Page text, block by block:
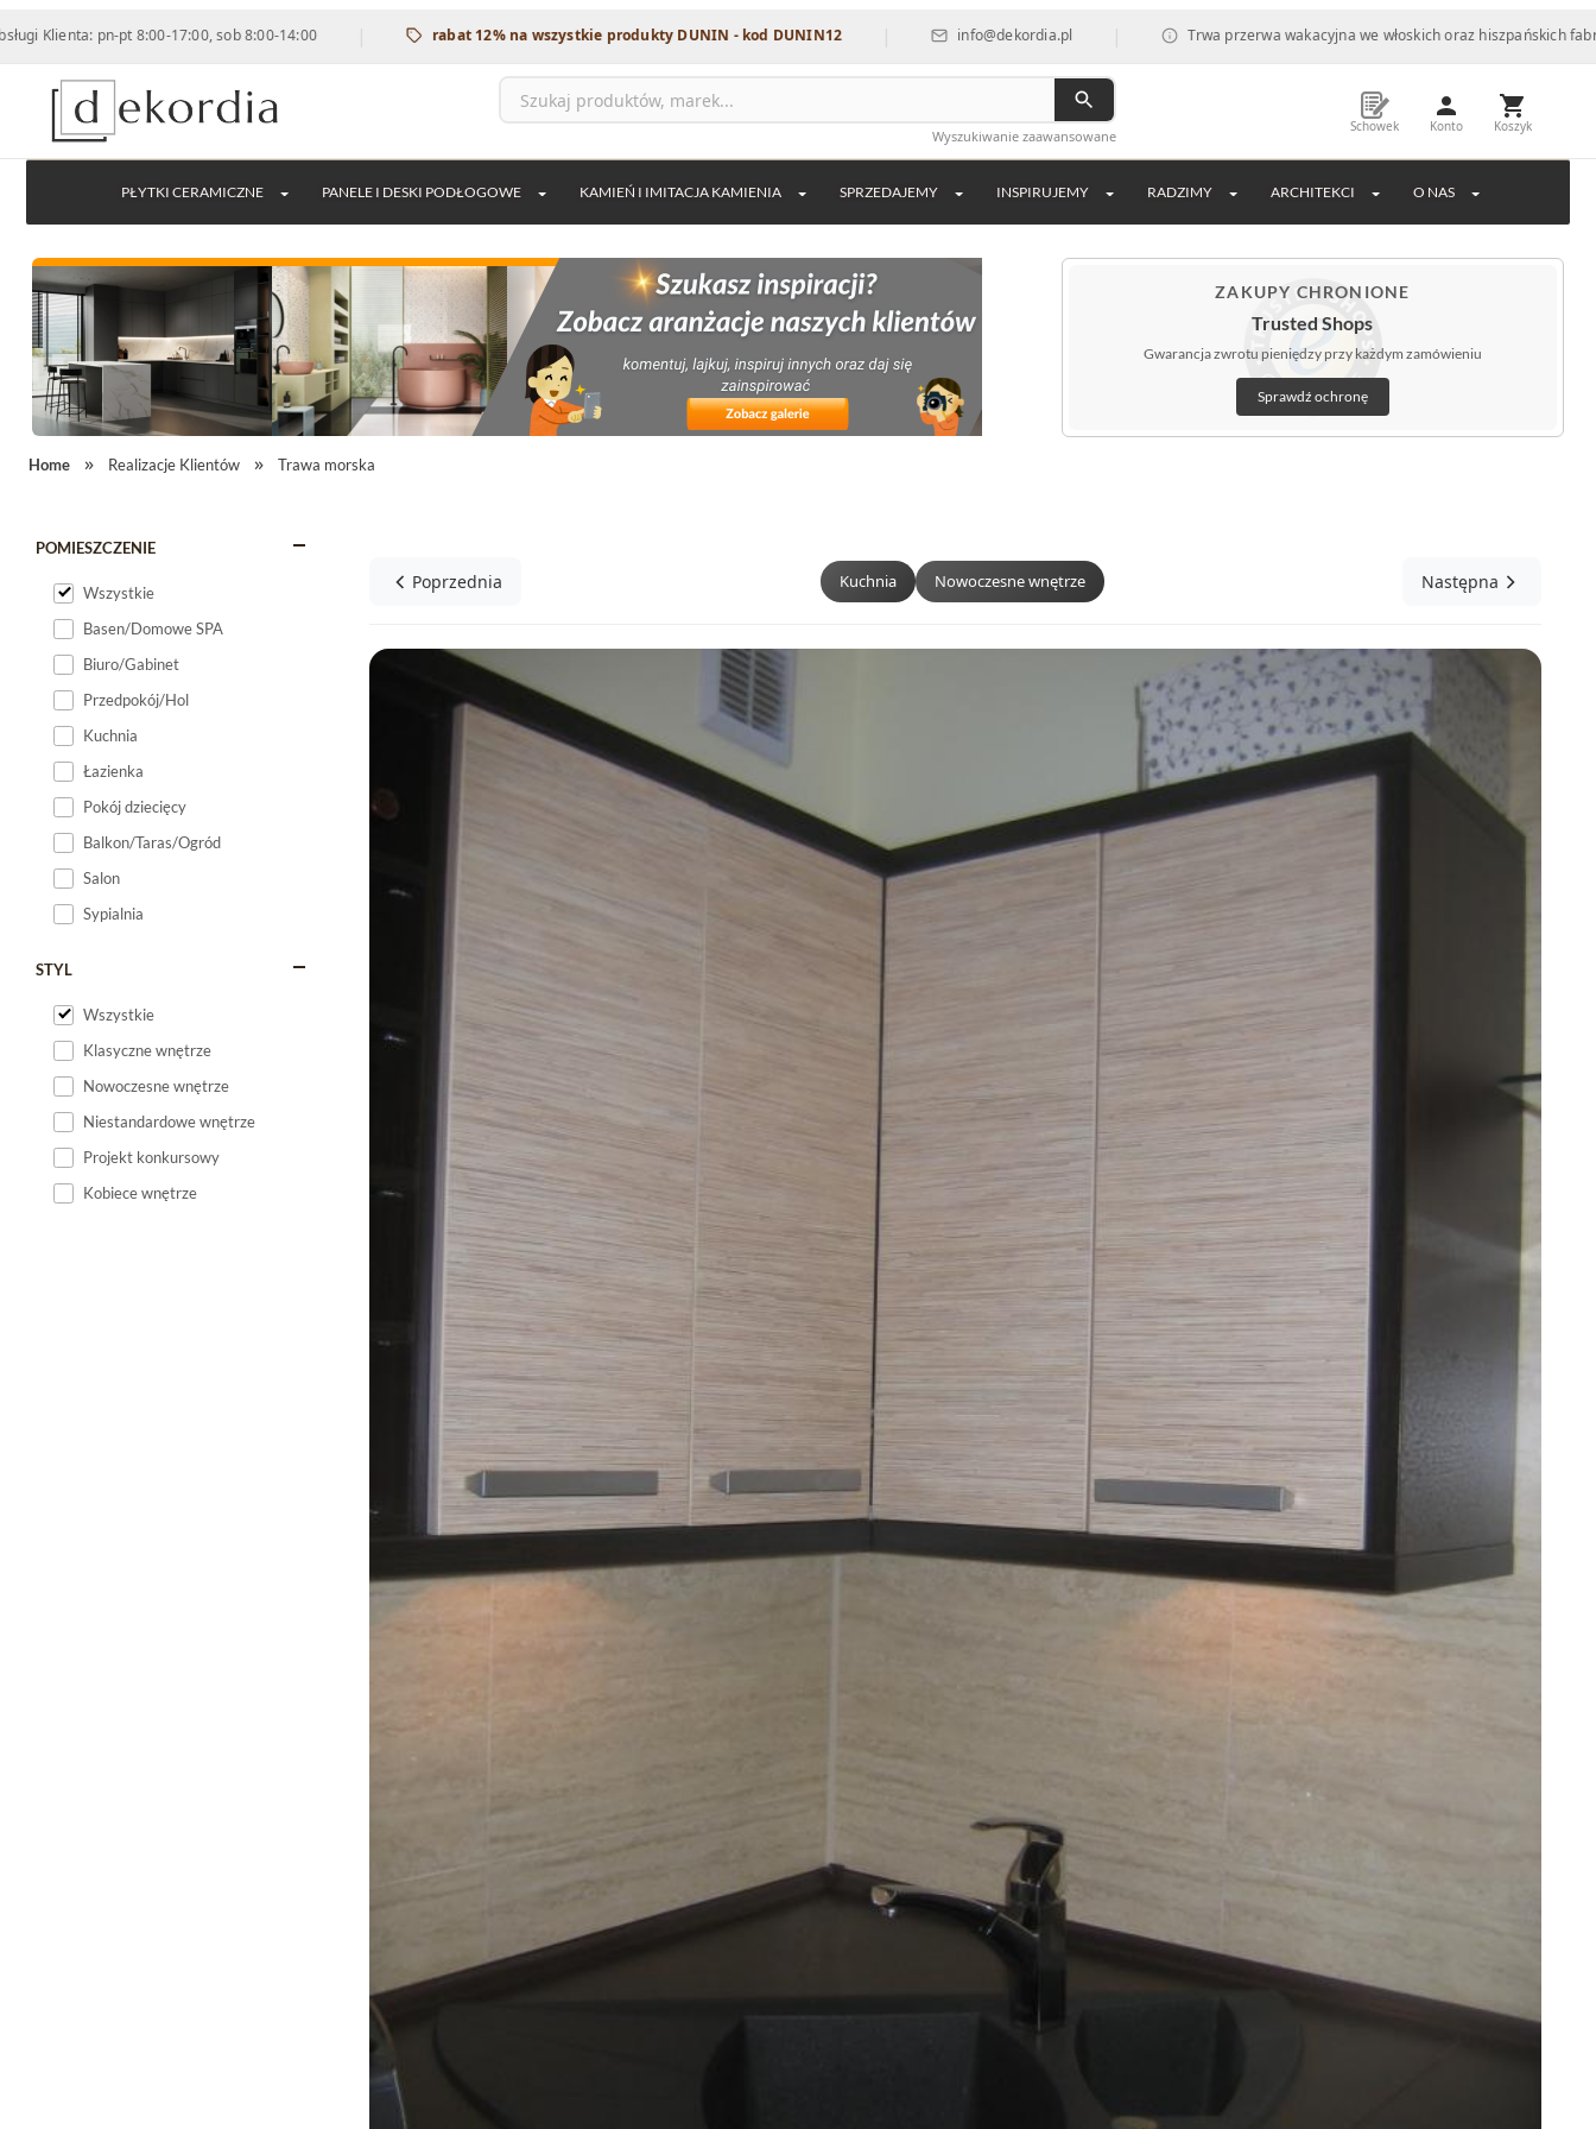
pn-pt 8:00-17:00, sob 8:00-14:00 | rabat 12% na wszystkie produkty DUNIN - kod DUNIN12 | info@dekordia.pl | Trwa przerwa wakacyjna we włoskich oraz hiszpańskich fabrykach, co
Wyszukiwanie zaawansowane
Schowek Konto Koszyk
PŁYTKI CERAMICZNE PANELE I DESKI PODŁOGOWE KAMIEŃ I IMITACJA KAMIENIA SPRZEDAJEMY INSPIRUJEMY RADZIMY ARCHITEKCI O NAS
ZAKUPY CHRONIONE
Trusted Shops
Gwarancja zwrotu pieniędzy przy każdym zamówieniu
Sprawdź ochronę
Home Realizacje Klientów Trawa morska
POMIESZCZENIE
Wszystkie
Basen/Domowe SPA
Biuro/Gabinet
Przedpokój/Hol
Kuchnia
Łazienka
Pokój dziecięcy
Balkon/Taras/Ogród
Salon
Sypialnia
STYL
Wszystkie
Klasyczne wnętrze
Nowoczesne wnętrze
Niestandardowe wnętrze
Projekt konkursowy
Kobiece wnętrze
Poprzednia Kuchnia Nowoczesne wnętrze Następna